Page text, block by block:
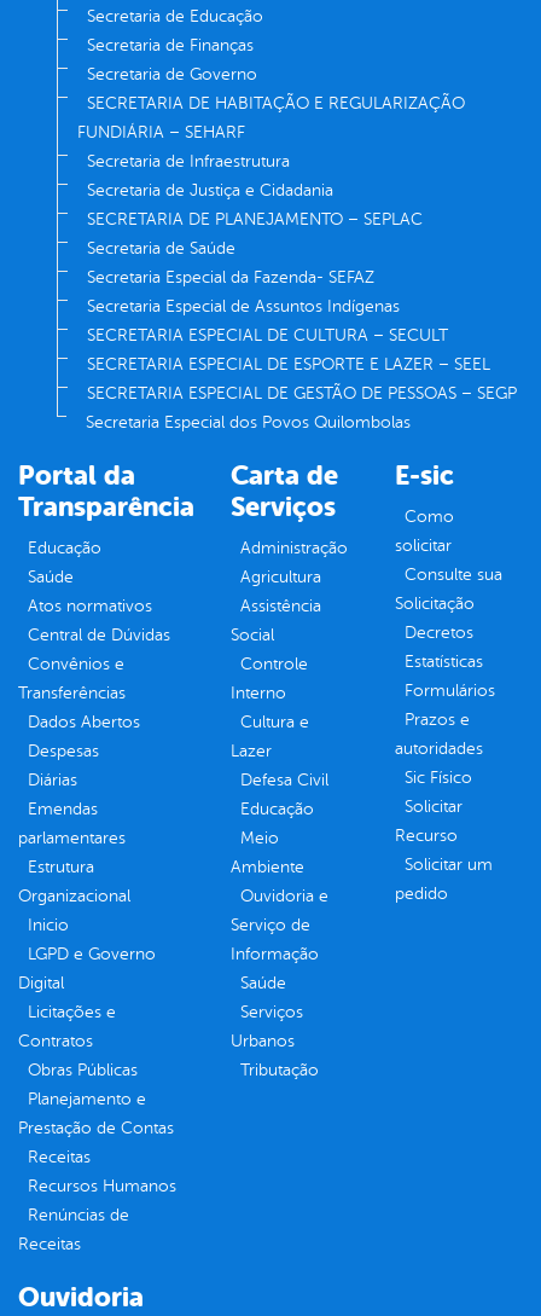
Secretaria de Educação
Secretaria de Finanças
Secretaria de Governo
SECRETARIA DE HABITAÇÃO E REGULARIZAÇÃO
FUNDIÁRIA – SEHARF
Secretaria de Infraestrutura
Secretaria de Justiça e Cidadania
SECRETARIA DE PLANEJAMENTO – SEPLAC
Secretaria de Saúde
Secretaria Especial da Fazenda- SEFAZ
Secretaria Especial de Assuntos Indígenas
SECRETARIA ESPECIAL DE CULTURA – SECULT
SECRETARIA ESPECIAL DE ESPORTE E LAZER – SEEL
SECRETARIA ESPECIAL DE GESTÃO DE PESSOAS – SEGP
Secretaria Especial dos Povos Quilombolas
Portal da
Transparência
Educação
Saúde
Atos normativos
Central de Dúvidas
Convênios e
Transferências
Dados Abertos
Despesas
Diárias
Emendas
parlamentares
Estrutura
Organizacional
Inicio
LGPD e Governo
Digital
Licitações e
Contratos
Obras Públicas
Planejamento e
Prestação de Contas
Receitas
Recursos Humanos
Renúncias de
Receitas
Carta de
Serviços
Administração
Agricultura
Assistência
Social
Controle
Interno
Cultura e
Lazer
Defesa Civil
Educação
Meio
Ambiente
Ouvidoria e
Serviço de
Informação
Saúde
Serviços
Urbanos
Tributação
E-sic
Como
solicitar
Consulte sua
Solicitação
Decretos
Estatísticas
Formulários
Prazos e
autoridades
Sic Físico
Solicitar
Recurso
Solicitar um
pedido
Ouvidoria